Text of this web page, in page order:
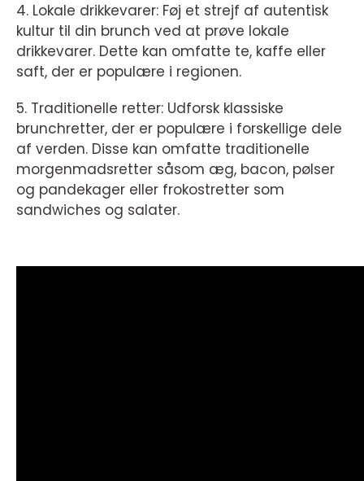
4. Lokale drikkevarer: Føj et strejf af autentisk
kultur til din brunch ved at prøve lokale
drikkevarer. Dette kan omfatte te, kaffe eller
saft, der er populære i regionen.
5. Traditionelle retter: Udforsk klassiske
brunchretter, der er populære i forskellige dele
af verden. Disse kan omfatte traditionelle
morgenmadsretter såsom æg, bacon, pølser
og pandekager eller frokostretter som
sandwiches og salater.